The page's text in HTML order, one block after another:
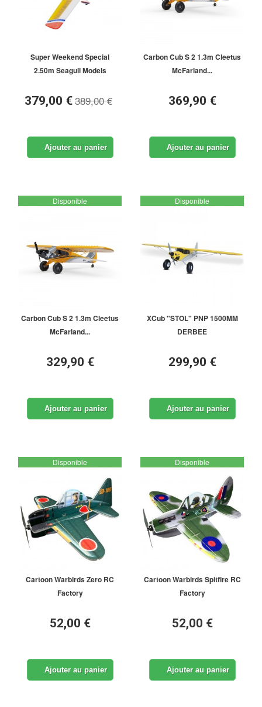
Super Weekend Special
2.50m Seagull Models
379,00 €389,00 €
Ajouter au panier
Carbon Cub S 2 1.3m Cleetus
McFarland...
369,90 €
Ajouter au panier
Disponible
Carbon Cub S 2 1.3m Cleetus
McFarland...
329,90 €
Ajouter au panier
Disponible
XCub "STOL" PNP 1500MM
DERBEE
299,90 €
Ajouter au panier
Disponible
Cartoon Warbirds Zero RC
Factory
52,00 €
Ajouter au panier
Disponible
Cartoon Warbirds Spitfire RC
Factory
52,00 €
Ajouter au panier